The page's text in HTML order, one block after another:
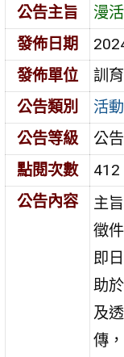
公告主旨
漫
發佈日期
發佈單位
訓
公告類別
活
公告等級
公告
點閱次數
412
公告內容
主
徵
即
助
及
傳